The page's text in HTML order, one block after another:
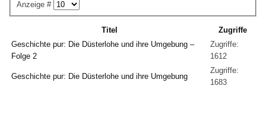
Anzeige #
Titel
Zugriffe
Geschichte pur: Die Düsterlohe und ihre Umgebung –
Folge 2
Zugriffe:
1612
Geschichte pur: Die Düsterlohe und ihre Umgebung
Zugriffe:
1683